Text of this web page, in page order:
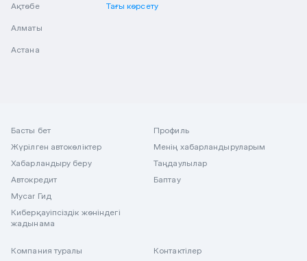
Ақтөбе
Алматы
Астана
Тағы көрсету
Басты бет
Жүрілген автокөліктер
Хабарландыру беру
Автокредит
Mycar Гид
Киберқауіпсіздік жөніндегі
жадынама
Профиль
Менің хабарландыруларым
Таңдаулылар
Баптау
Компания туралы
Контактілер